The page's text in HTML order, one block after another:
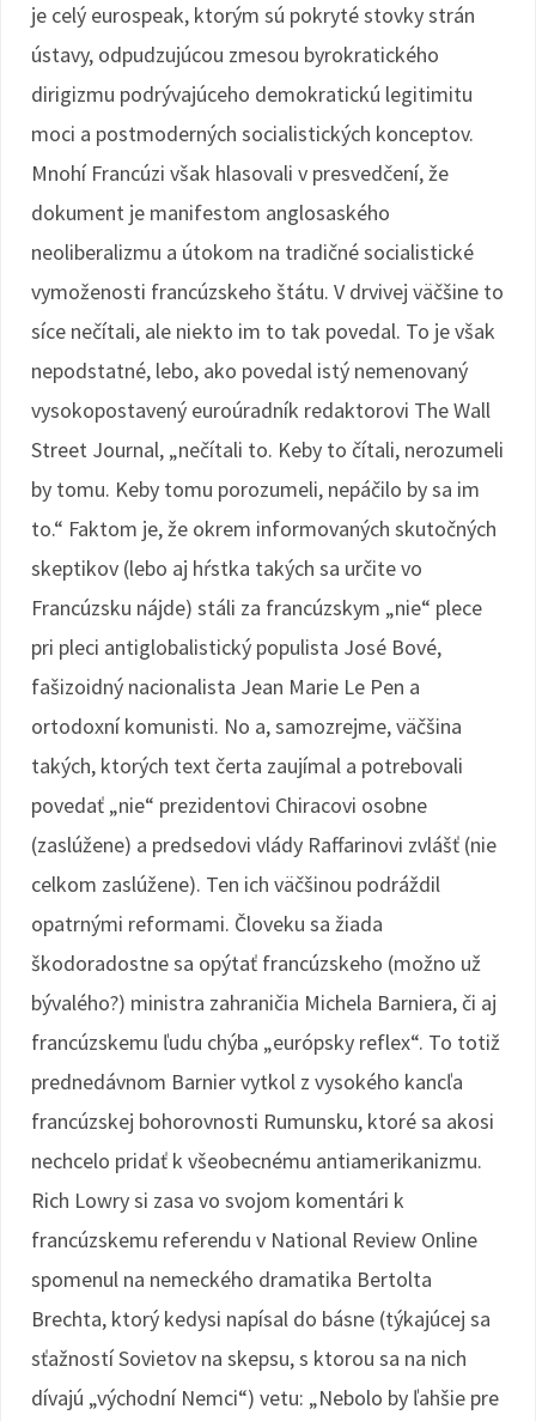
je celý eurospeak, ktorým sú pokryté stovky strán
ústavy, odpudzujúcou zmesou byrokratického
dirigizmu podrývajúceho demokratickú legitimitu
moci a postmoderných socialistických konceptov.
Mnohí Francúzi však hlasovali v presvedčení, že
dokument je manifestom anglosaského
neoliberalizmu a útokom na tradičné socialistické
vymoženosti francúzskeho štátu. V drvivej väčšine to
síce nečítali, ale niekto im to tak povedal. To je však
nepodstatné, lebo, ako povedal istý nemenovaný
vysokopostavený euroúradník redaktorovi The Wall
Street Journal, „nečítali to. Keby to čítali, nerozumeli
by tomu. Keby tomu porozumeli, nepáčilo by sa im
to.“ Faktom je, že okrem informovaných skutočných
skeptikov (lebo aj hŕstka takých sa určite vo
Francúzsku nájde) stáli za francúzskym „nie“ plece
pri pleci antiglobalistický populista José Bové,
fašizoidný nacionalista Jean Marie Le Pen a
ortodoxní komunisti. No a, samozrejme, väčšina
takých, ktorých text čerta zaujímal a potrebovali
povedať „nie“ prezidentovi Chiracovi osobne
(zaslúžene) a predsedovi vlády Raffarinovi zvlášť (nie
celkom zaslúžene). Ten ich väčšinou podráždil
opatrnými reformami. Človeku sa žiada
škodoradostne sa opýtať francúzskeho (možno už
bývalého?) ministra zahraničia Michela Barniera, či aj
francúzskemu ľudu chýba „európsky reflex“. To totiž
prednedávnom Barnier vytkol z vysokého kancľa
francúzskej bohorovnosti Rumunsku, ktoré sa akosi
nechcelo pridať k všeobecnému antiamerikanizmu.
Rich Lowry si zasa vo svojom komentári k
francúzskemu referendu v National Review Online
spomenul na nemeckého dramatika Bertolta
Brechta, ktorý kedysi napísal do básne (týkajúcej sa
sťažností Sovietov na skepsu, s ktorou sa na nich
dívajú „východní Nemci“) vetu: „Nebolo by ľahšie pre